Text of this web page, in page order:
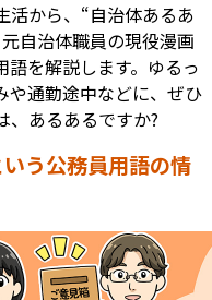
活から、“自治体あるあ
自治体職員の現役漫画
を解説します。ゆるっ
や通勤途中などに、ぜひ
、あるあるですか?
う公務員用語の情